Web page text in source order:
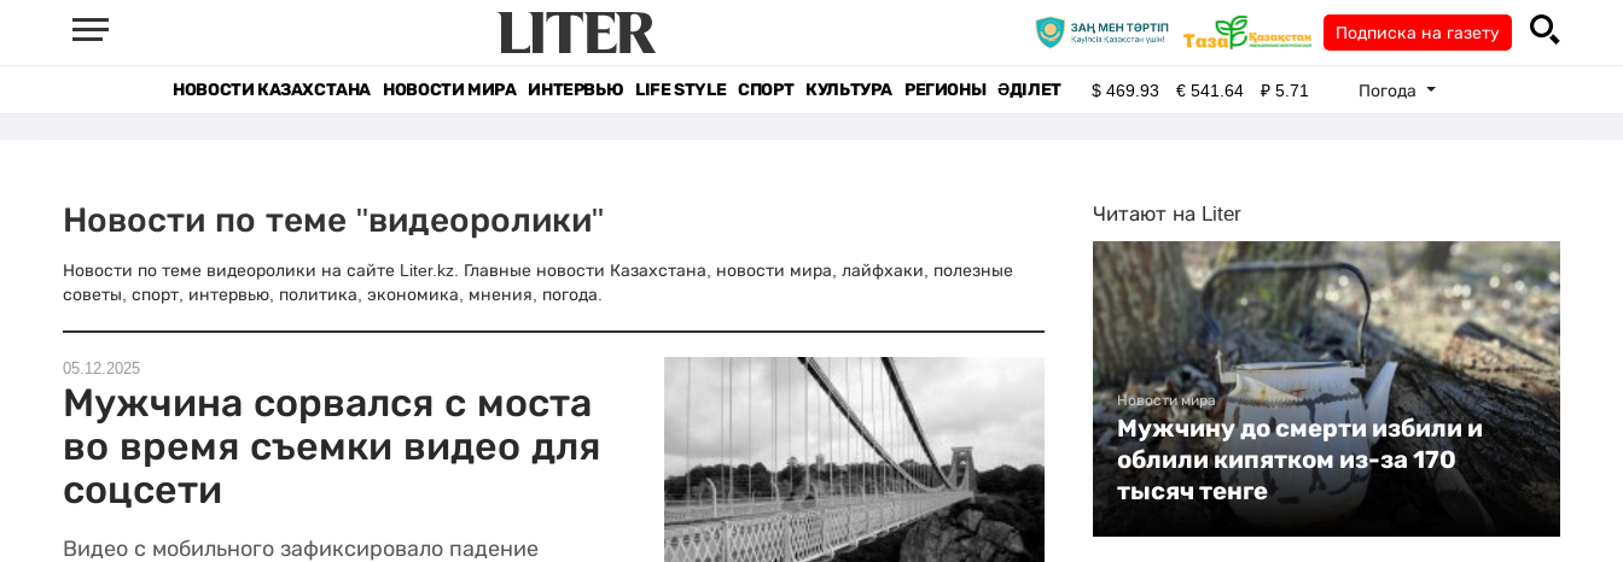
Подписка на газету
НОВОСТИ КАЗАХСТАНА НОВОСТИ МИРА ИНТЕРВЬЮ LIFE STYLE СПОРТ КУЛЬТУРА РЕГИОНЫ ӘДІЛЕТ $469.93 €541.64 ₽5.71 Погода
Новости по теме "видеоролики"
Новости по теме видеоролики на сайте Liter.kz. Главные новости Казахстана, новости мира, лайфхаки, полезные
советы, спорт, интервью, политика, экономика, мнения, погода.
05.12.2025
Мужчина сорвался с моста
во время съемки видео для
соцсети
Видео с мобильного зафиксировало падение
Читают на Liter
Новости мира
Мужчину до смерти избили и
облили кипятком из-за 170
тысяч тенге